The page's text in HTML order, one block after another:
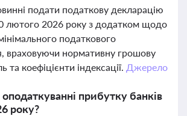
подати податкову декларацію
лютого 2026 року з додатком щодо
податкового
враховуючи нормативну грошову
та коефіцієнти індексації. Джерело
оподаткуванні прибутку банків
року?